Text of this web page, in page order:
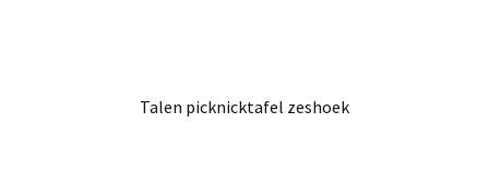
Talen picknicktafel zeshoek